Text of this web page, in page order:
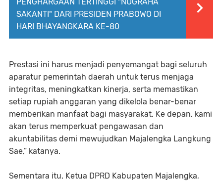
SAKANTI" DARI PRESIDEN PRABOWO DI
HARI BHAYANGKARA KE-80
Prestasi ini harus menjadi penyemangat bagi seluruh
aparatur pemerintah daerah untuk terus menjaga
integritas, meningkatkan kinerja, serta memastikan
setiap rupiah anggaran yang dikelola benar-benar
memberikan manfaat bagi masyarakat. Ke depan, kami
akan terus memperkuat pengawasan dan
akuntabilitas demi mewujudkan Majalengka Langkung
Sae,” katanya.
Sementara itu, Ketua DPRD Kabupaten Majalengka,